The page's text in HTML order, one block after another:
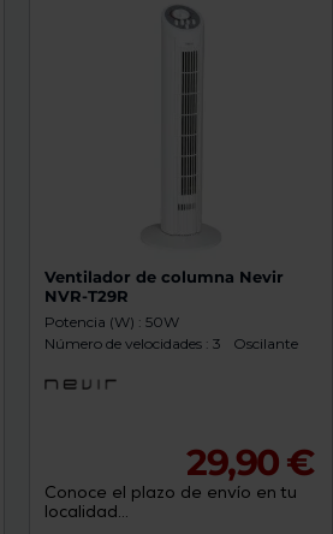
Ventilador de columna Nevir
NVR-T29R
Potencia (W) : 50W
Número de velocidades : 3
Oscilante
29,90 €
Conoce el plazo de envío en tu
localidad...